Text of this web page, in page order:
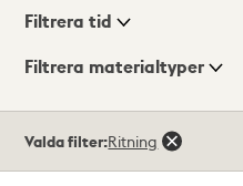
Visningsläge
Filtrera tid
Filtrera materialtyper
träffar
Valda filter:Ritning